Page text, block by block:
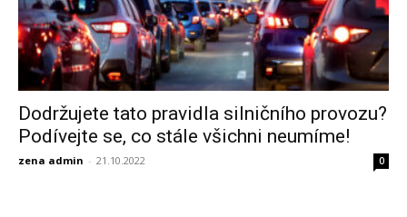
Dodržujete tato pravidla silničního provozu?
Podívejte se, co stále všichni neumíme!
zena admin - 21.10.2022 0